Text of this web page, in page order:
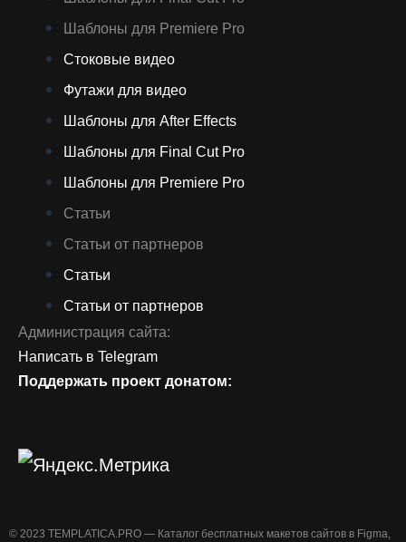
Шаблоны для Premiere Pro
Стоковые видео
Футажи для видео
Шаблоны для After Effects
Шаблоны для Final Cut Pro
Шаблоны для Premiere Pro
Статьи
Статьи от партнеров
Статьи
Статьи от партнеров
Администрация сайта:
Написать в Telegram
Поддержать проект донатом:
©️ 2023 TEMPLATICA.PRO — Каталог бесплатных макетов сайтов в Figma,